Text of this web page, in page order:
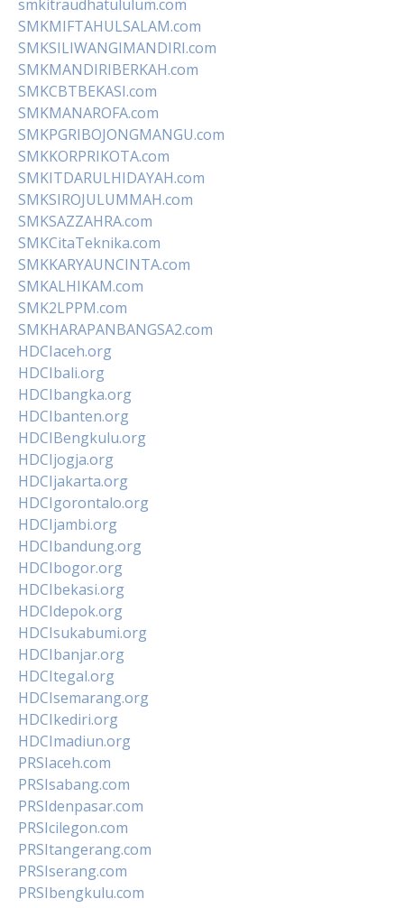
smkitraudhatululum.com
SMKMIFTAHULSALAM.com
SMKSILIWANGIMANDIRI.com
SMKMANDIRIBERKAH.com
SMKCBTBEKASI.com
SMKMANAROFA.com
SMKPGRIBOJONGMANGU.com
SMKKORPRIKOTA.com
SMKITDARULHIDAYAH.com
SMKSIROJULUMMAH.com
SMKSAZZAHRA.com
SMKCitaTeknika.com
SMKKARYAUNCINTA.com
SMKALHIKAM.com
SMK2LPPM.com
SMKHARAPANBANGSA2.com
HDCIaceh.org
HDCIbali.org
HDCIbangka.org
HDCIbanten.org
HDCIBengkulu.org
HDCIjogja.org
HDCIjakarta.org
HDCIgorontalo.org
HDCIjambi.org
HDCIbandung.org
HDCIbogor.org
HDCIbekasi.org
HDCIdepok.org
HDCIsukabumi.org
HDCIbanjar.org
HDCItegal.org
HDCIsemarang.org
HDCIkediri.org
HDCImadiun.org
PRSIaceh.com
PRSIsabang.com
PRSIdenpasar.com
PRSIcilegon.com
PRSItangerang.com
PRSIserang.com
PRSIbengkulu.com